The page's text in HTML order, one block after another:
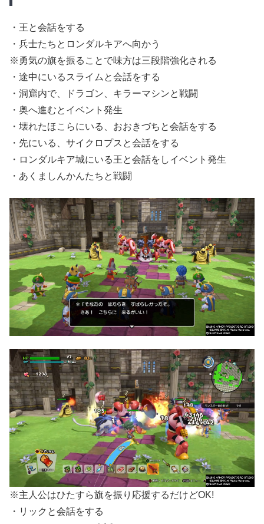
・王と会話をする
・兵士たちとロンダルキアへ向かう
※勇気の旗を振ることで味方は三段階強化される
・途中にいるスライムと会話をする
・洞窟内で、ドラゴン、キラーマシンと戦闘
・奥へ進むとイベント発生
・壊れたほこらにいる、おおきづちと会話をする
・先にいる、サイクロプスと会話をする
・ロンダルキア城にいる王と会話をしイベント発生
・あくましんかんたちと戦闘
※主人公はひたすら旗を振り応援するだけどOK!
・リックと会話をする